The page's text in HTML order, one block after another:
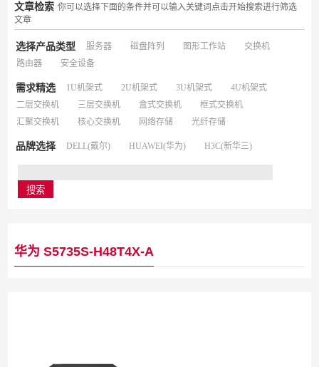
文章检索 你可以选择下面的条件并可以输入关键词点击开始搜索进行筛选
文章
选择产品类型 服务器 磁盘阵列 图形工作站
交换机
路由器
安全设备
需求精选 1U机架式 2U机架式 3U机架式
4U机架式
二层交换机
三层交换机 盒式交换机
框式交换机
汇聚交换机
核心交换机 网络存储 光纤存储
品牌选择 DELL(戴尔) HUAWEI(华为) H3C(新华三)
华为 S5735S-H48T4X-A